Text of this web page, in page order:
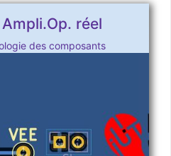
réel
des composants